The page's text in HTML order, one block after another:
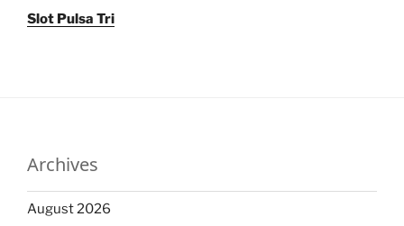
Slot Pulsa Tri
Archives
August 2026